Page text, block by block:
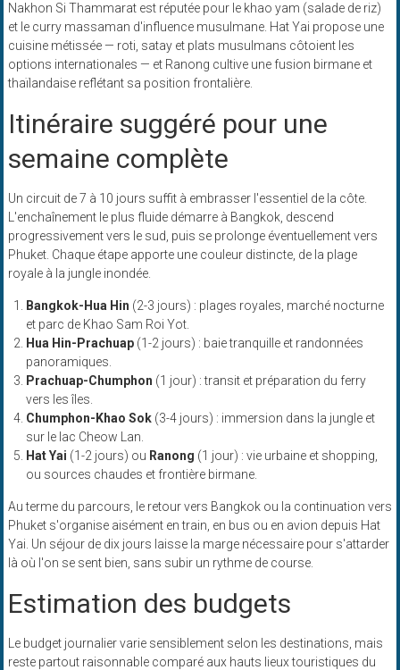
Nakhon Si Thammarat est réputée pour le khao yam (salade de riz)
et le curry massaman d'influence musulmane. Hat Yai propose une
cuisine métissée — roti, satay et plats musulmans côtoient les
options internationales — et Ranong cultive une fusion birmane et
thaïlandaise reflétant sa position frontalière.
Itinéraire suggéré pour une
semaine complète
Un circuit de 7 à 10 jours suffit à embrasser l'essentiel de la côte.
L'enchaînement le plus fluide démarre à Bangkok, descend
progressivement vers le sud, puis se prolonge éventuellement vers
Phuket. Chaque étape apporte une couleur distincte, de la plage
royale à la jungle inondée.
Bangkok-Hua Hin (2-3 jours) : plages royales, marché nocturne
et parc de Khao Sam Roi Yot.
Hua Hin-Prachuap(1-2 jours) : baie tranquille et randonnées
panoramiques.
Prachuap-Chumphon (1 jour) : transit et préparation du ferry
vers les îles.
Chumphon-Khao Sok(3-4 jours) : immersion dans la jungle et
sur le lac Cheow Lan.
Hat Yai (1-2 jours) ou Ranong (1 jour) : vie urbaine et shopping,
ou sources chaudes et frontière birmane.
Au terme du parcours, le retour vers Bangkok ou la continuation vers
Phuket s'organise aisément en train, en bus ou en avion depuis Hat
Yai. Un séjour de dix jours laisse la marge nécessaire pour s'attarder
là où l'on se sent bien, sans subir un rythme de course.
Estimation des budgets
Le budget journalier varie sensiblement selon les destinations, mais
reste partout raisonnable comparé aux hauts lieux touristiques du